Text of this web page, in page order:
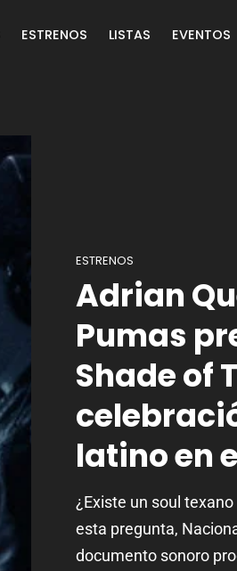
ESTRENOS LISTAS EVENTOS
ESTRENOS
Adrian
Pumas
Shade of
latino en
¿Existe un soul
esta pregunta,
documento sonoro